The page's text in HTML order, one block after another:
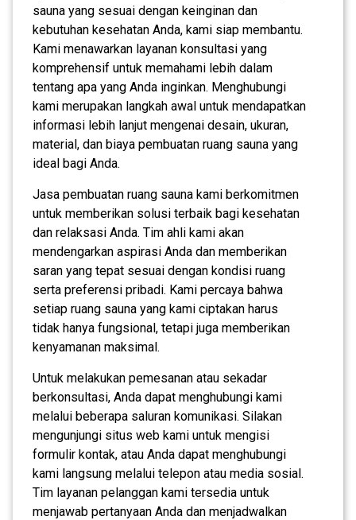
sauna yang sesuai dengan keinginan dan
kebutuhan kesehatan Anda, kami siap membantu.
Kami menawarkan layanan konsultasi yang
komprehensif untuk memahami lebih dalam
tentang apa yang Anda inginkan. Menghubungi
kami merupakan langkah awal untuk mendapatkan
informasi lebih lanjut mengenai desain, ukuran,
material, dan biaya pembuatan ruang sauna yang
ideal bagi Anda.
Jasa pembuatan ruang sauna kami berkomitmen
untuk memberikan solusi terbaik bagi kesehatan
dan relaksasi Anda. Tim ahli kami akan
mendengarkan aspirasi Anda dan memberikan
saran yang tepat sesuai dengan kondisi ruang
serta preferensi pribadi. Kami percaya bahwa
setiap ruang sauna yang kami ciptakan harus
tidak hanya fungsional, tetapi juga memberikan
kenyamanan maksimal.
Untuk melakukan pemesanan atau sekadar
berkonsultasi, Anda dapat menghubungi kami
melalui beberapa saluran komunikasi. Silakan
mengunjungi situs web kami untuk mengisi
formulir kontak, atau Anda dapat menghubungi
kami langsung melalui telepon atau media sosial.
Tim layanan pelanggan kami tersedia untuk
menjawab pertanyaan Anda dan menjadwalkan